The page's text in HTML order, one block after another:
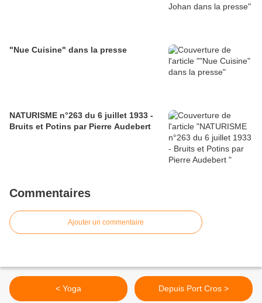
"Nue Cuisine" dans la presse
NATURISME n°263 du 6 juillet 1933 -
Bruits et Potins par Pierre Audebert
Commentaires
Ajouter un commentaire
< Yoga Depuis Port Cros >